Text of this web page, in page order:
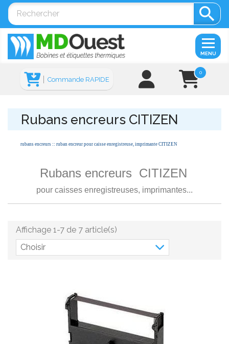

0
Commande RAPIDE
MENU
Rubans encreurs CITIZEN
rubans encreurs :: ruban encreur pour caisse enregistreuse, imprimante CITIZEN
Rubans encreurs CITIZEN
pour caisses enregistreuses, imprimantes...
Choisir
Affichage 1-7 de 7 article(s)